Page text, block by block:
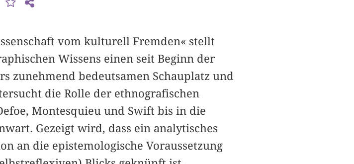
vom kulturell Fremden« stellt
Wissens einen seit Beginn der
zunehmend bedeutsamen Schauplatz und
die Rolle der ethnografischen
Montesquieu und Swift bis in die
Gezeigt wird, dass ein analytisches
an die epistemologische Voraussetzung